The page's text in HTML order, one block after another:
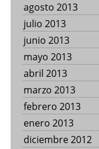
agosto 2013
julio 2013
junio 2013
mayo 2013
abril 2013
marzo 2013
febrero 2013
enero 2013
diciembre 2012